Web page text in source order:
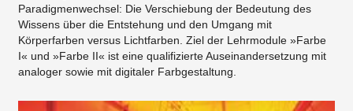
Paradigmenwechsel: Die Verschiebung der Bedeutung des
Wissens über die Entstehung und den Umgang mit
Körperfarben versus Lichtfarben. Ziel der Lehrmodule »Farbe
I« und »Farbe II« ist eine qualifizierte Auseinandersetzung mit
analoger sowie mit digitaler Farbgestaltung.